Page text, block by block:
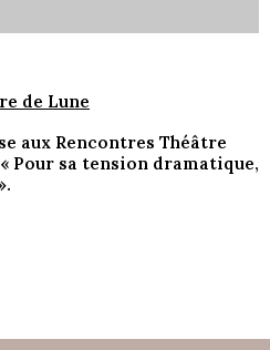
de Lune
aux Rencontres Théâtre
Pour sa tension dramatique,